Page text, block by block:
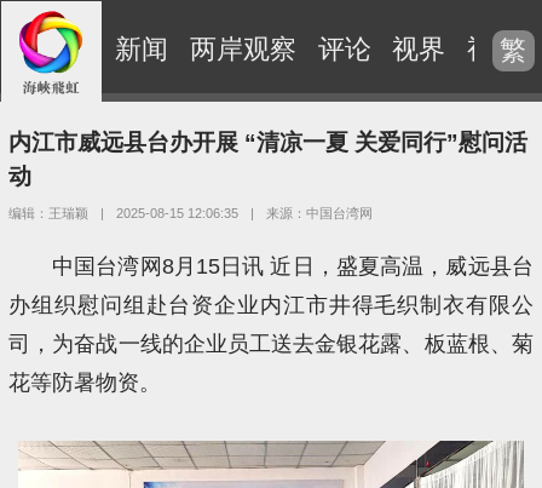
新闻 两岸观察 评论 视界 视频
繁
内江市威远县台办开展 “清凉一夏 关爱同行”慰问活
动
编辑：王瑞颖 | 2025-08-15 12:06:35 | 来源：中国台湾网
中国台湾网8月15日讯 近日，盛夏高温，威远县台
办组织慰问组赴台资企业内江市井得毛织制衣有限公
司，为奋战一线的企业员工送去金银花露、板蓝根、菊
花等防暑物资。